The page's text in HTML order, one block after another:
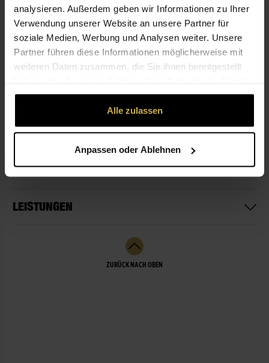
analysieren. Außerdem geben wir Informationen zu Ihrer
Verwendung unserer Website an unsere Partner für
soziale Medien, Werbung und Analysen weiter. Unsere
Partner führen diese Informationen möglicherweise mit
weiteren Daten zusammen, die Sie ihnen bereitgestellt
gesammelt haben.
Alle zulassen
Anpassen oder Ablehnen
Weinbergstr. 1
17279 Lychen
039888-28 25
bhschroe@googlemail.com
ÖFFNUNGSZEITEN
NICHT LIEFERBEREIT
LEISTUNGEN
ZURÜCK NACH OBEN